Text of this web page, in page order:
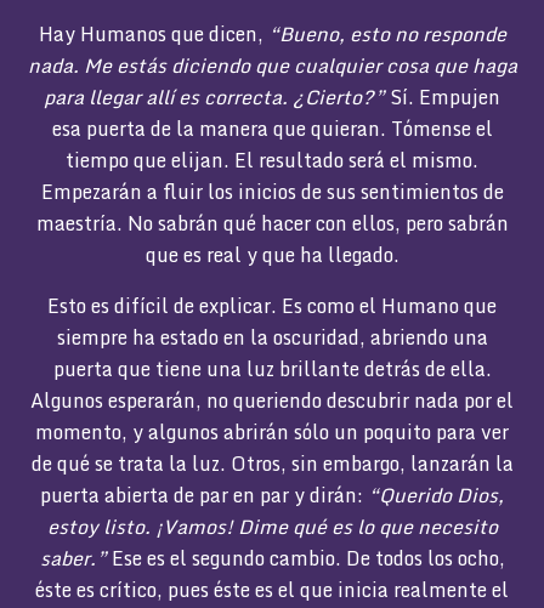
Hay Humanos que dicen, “Bueno, esto no responde
nada. Me estás diciendo que cualquier cosa que haga
para llegar allí es correcta. ¿Cierto?”Sí. Empujen
esa puerta de la manera que quieran. Tómense el
tiempo que elijan. El resultado será el mismo.
Empezarán a fluir los inicios de sus sentimientos de
maestría. No sabrán qué hacer con ellos, pero sabrán
que es real y que ha llegado.
Esto es difícil de explicar. Es como el Humano que
siempre ha estado en la oscuridad, abriendo una
puerta que tiene una luz brillante detrás de ella.
Algunos esperarán, no queriendo descubrir nada por el
momento, y algunos abrirán sólo un poquito para ver
de qué se trata la luz. Otros, sin embargo, lanzarán la
puerta abierta de par en par y dirán: “Querido Dios,
estoy listo. ¡Vamos! Dime qué es lo que necesito
saber.”Ese es el segundo cambio. De todos los ocho,
éste es crítico, pues éste es el que inicia realmente el